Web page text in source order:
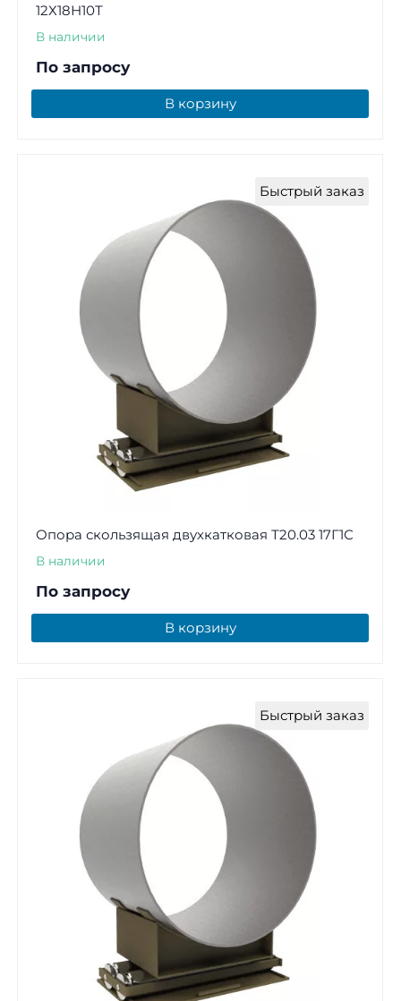
12Х18Н10Т
В наличии
По запросу
В корзину
Быстрый заказ
Опора скользящая двухкатковая Т20.03 17Г1С
В наличии
По запросу
В корзину
Быстрый заказ